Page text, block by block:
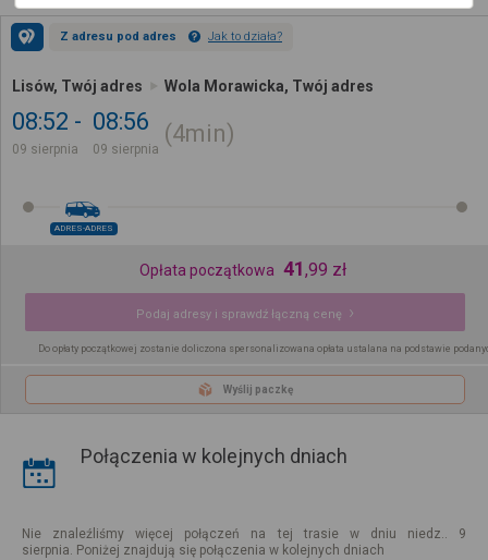
Z adresu pod adres Jak to działa?
Lisów, Twój adres Wola Morawicka, Twój adres
08:52
09 sierpnia
08:56
09 sierpnia
4min
ADRES-ADRES
Opłata początkowa 41,99 zł
Podaj adresy i sprawdź łączną cenę
Do opłaty początkowej zostanie doliczona spersonalizowana opłata ustalana na podstawie
Wyślij paczkę
Połączenia w kolejnych dniach
Nie znaleźliśmy więcej połączeń na tej trasie w dniu niedz.. 9
sierpnia. Poniżej znajdują się połączenia w kolejnych dniach